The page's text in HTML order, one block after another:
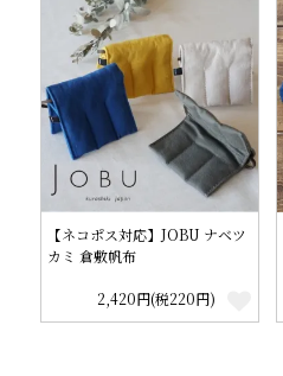
【ネコポス対応】JOBU ナベツ
カミ 倉敷帆布
2,420円(税220円)